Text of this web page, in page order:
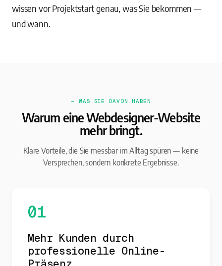
wissen vor Projektstart genau, was Sie bekommen —
und wann.
— WAS SIE DAVON HABEN
Warum eine Webdesigner-Website
mehr bringt.
Klare Vorteile, die Sie messbar im Alltag spüren — keine
Versprechen, sondern konkrete Ergebnisse.
01
Mehr Kunden durch
professionelle Online-